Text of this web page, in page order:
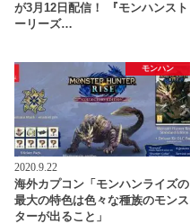
が3月12日配信！ 『モンハンスト
ーリーズ…
モンハン
2020.9.22
海外カプコン「モンハンライズの
最大の特色は色々な種族のモンス
ターが出ること」